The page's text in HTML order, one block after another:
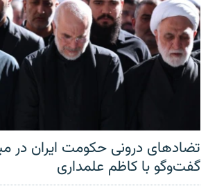
تضادهای درونی حکومت ایران در
گفت‌‌وگو با کاظم علمداری